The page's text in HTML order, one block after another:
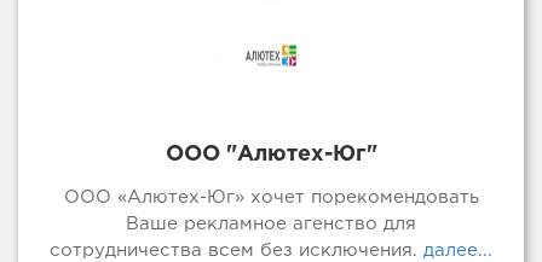
ООО "Алютех-Юг"
ООО «Алютех-Юг» хочет порекомендовать
Ваше рекламное агенство для
сотрудничества всем без исключения. далее...